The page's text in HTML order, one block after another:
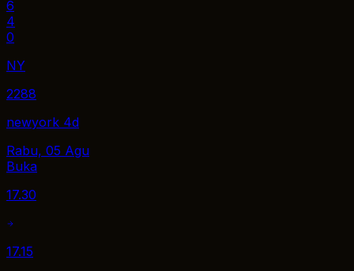
6
4
0
NY
2288
newyork 4d
Rabu, 05 Agu
Buka
17.30
17.15